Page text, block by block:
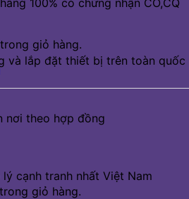
giỏ hàng.
giỏ hàng.
100% có chứng nhận CO,CQ
và lắp đặt thiết bị trên toàn quốc
nơi theo hợp đồng
cạnh tranh nhất Việt Nam